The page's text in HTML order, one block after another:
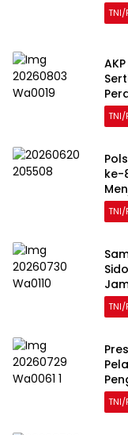
TNI/
TNI/
ke-
TNI/
TNI/
TNI/